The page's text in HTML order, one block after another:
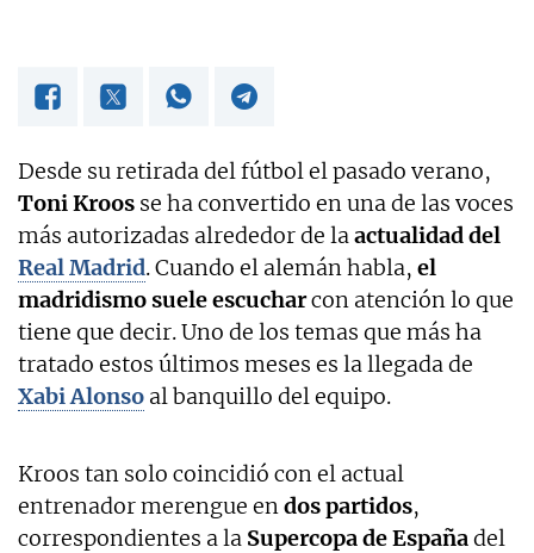
Desde su retirada del fútbol el pasado verano,
Toni Kroos se ha convertido en una de las voces
más autorizadas alrededor de laactualidad del
Real Madrid. Cuando el alemán habla, el
madridismo suele escucharcon atención lo que
tiene que decir. Uno de los temas que más ha
tratado estos últimos meses es la llegada de
Xabi Alonso al banquillo del equipo.
Kroos tan solo coincidió con el actual
entrenador merengue endos partidos,
correspondientes a la Supercopa de Españadel